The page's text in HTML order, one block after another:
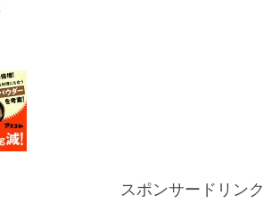
スポンサードリンク